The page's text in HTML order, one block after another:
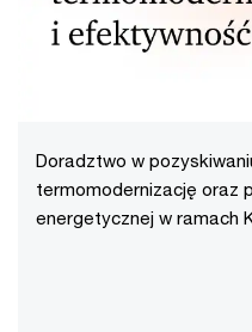
Doradztwo w
termomodernizację oraz
energetycznej w ramach